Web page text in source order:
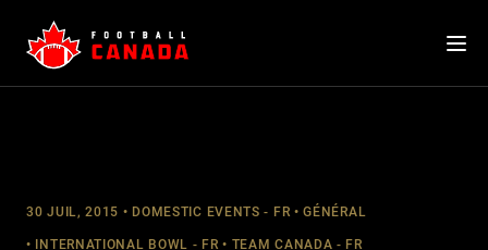
content
30 JUIL, 2015 DOMESTIC EVENTS - FR GÉNÉRAL
INTERNATIONAL BOWL - FR TEAM CANADA - FR